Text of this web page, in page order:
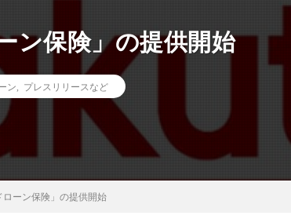
ン保険」の提供開始
ン プレスリリースなど
ーン保険」の提供開始